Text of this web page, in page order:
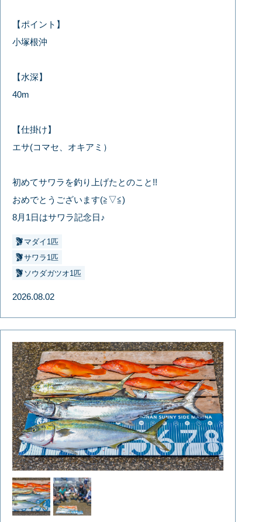
【ポイント】
小塚根沖
【水深】
40m
【仕掛け】
エサ(コマセ、オキアミ）
初めてサワラを釣り上げたとのこと!!
おめでとうございます(≧▽≦)
8月1日はサワラ記念日♪
マダイ1匹
サワラ1匹
ソウダガツオ1匹
2026.08.02